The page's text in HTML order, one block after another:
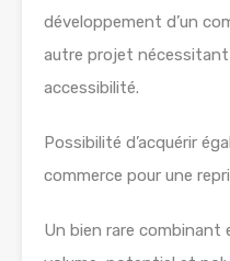
développement d’un
autre projet
accessibilité.
Possibilité d’acquérir
commerce pour une
Un bien rare combinant